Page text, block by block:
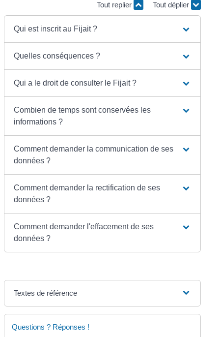
Tout replier Tout déplier
Qui est inscrit au Fijait ?
Quelles conséquences ?
Qui a le droit de consulter le Fijait ?
Combien de temps sont conservées les
informations ?
Comment demander la communication de ses
données ?
Comment demander la rectification de ses
données ?
Comment demander l'effacement de ses
données ?
Textes de référence
Questions ? Réponses !